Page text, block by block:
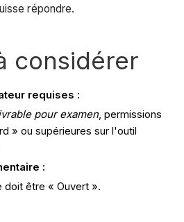
répondre.
considérer
requises :
pour examen, permissions
» ou supérieures sur l'outil
:
doit être « Ouvert ».